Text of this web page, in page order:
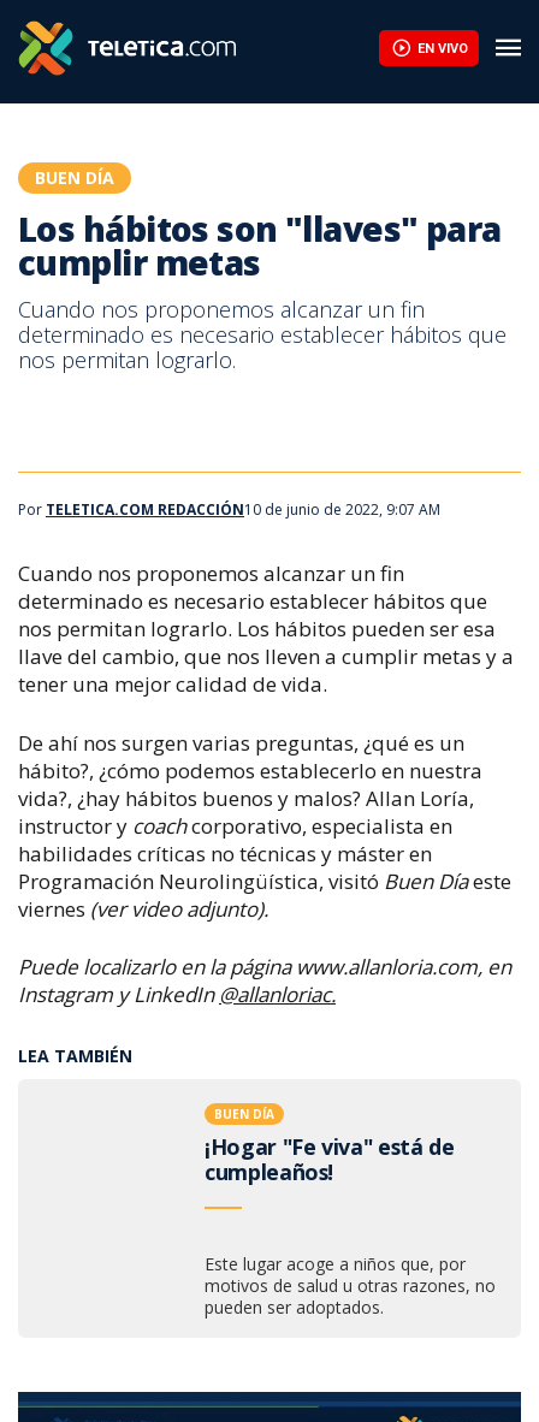
EN VIVO
BUEN DÍA
Los hábitos son "llaves" para
cumplir metas
Cuando nos proponemos alcanzar un fin
determinado es necesario establecer hábitos que
nos permitan lograrlo.
Por TELETICA.COM REDACCIÓN10 de junio de 2022, 9:07 AM
Cuando nos proponemos alcanzar un fin
determinado es necesario establecer hábitos que
nos permitan lograrlo. Los hábitos pueden ser esa
llave del cambio, que nos lleven a cumplir metas y a
tener una mejor calidad de vida.
De ahí nos surgen varias preguntas, ¿qué es un
hábito?, ¿cómo podemos establecerlo en nuestra
vida?, ¿hay hábitos buenos y malos? Allan Loría,
instructor y coachcorporativo, especialista en
habilidades críticas no técnicas y máster en
Programación Neurolingüística, visitó Buen Díaeste
viernes (ver video adjunto).
Puede localizarlo en la página www.allanloria.com, en
Instagram y LinkedIn @allanloriac.
LEA TAMBIÉN
BUEN DÍA
¡Hogar "Fe viva" está de
cumpleaños!
Este lugar acoge a niños que, por
motivos de salud u otras razones, no
pueden ser adoptados.